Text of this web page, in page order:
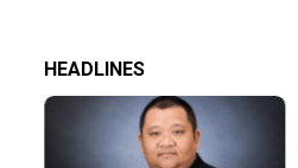
HEADLINES